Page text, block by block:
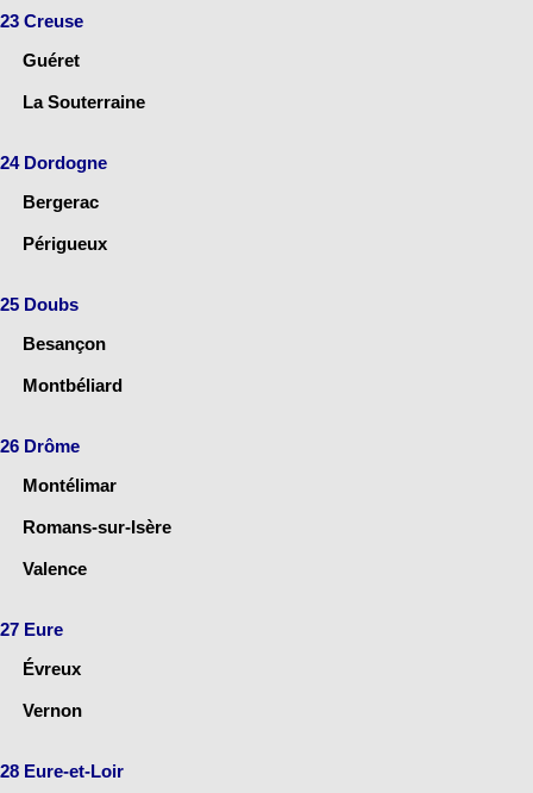
23 Creuse
Guéret
La Souterraine
24 Dordogne
Bergerac
Périgueux
25 Doubs
Besançon
Montbéliard
26 Drôme
Montélimar
Romans-sur-Isère
Valence
27 Eure
Évreux
Vernon
28 Eure-et-Loir